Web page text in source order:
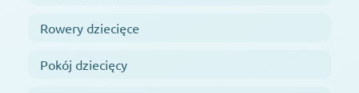
Rowery dziecięce
Pokój dziecięcy